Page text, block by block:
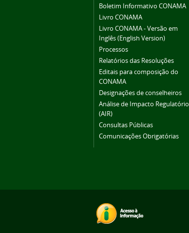
Boletim Informativo CONAMA
Livro CONAMA
Livro CONAMA - Versão em
Inglês (English Version)
Processos
Relatórios das Resoluções
Editais para composição do
CONAMA
Designações de conselheiros
Análise de Impacto Regulatório
(AIR)
Consultas Públicas
Comunicações Obrigatórias